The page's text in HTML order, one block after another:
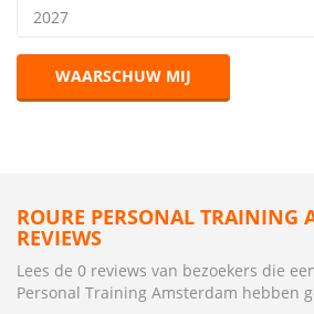
WAARSCHUW MIJ
ROURE PERSONAL TRAINING
REVIEWS
Lees de 0 reviews van bezoekers die
Personal Training Amsterdam hebben